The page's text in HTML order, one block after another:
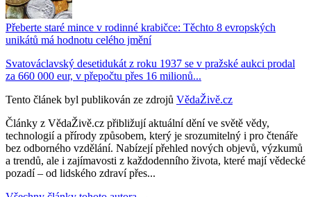
Přeberte staré mince v rodinné krabičce: Těchto 8 evropských
unikátů má hodnotu celého jmění
Svatováclavský desetidukát z roku 1937 se v pražské aukci prodal
za 660 000 eur, v přepočtu přes 16 milionů...
Tento článek byl publikován ze zdrojů VědaŽivě.cz
Články z VědaŽivě.cz přibližují aktuální dění ve světě vědy,
technologií a přírody způsobem, který je srozumitelný i pro čtenáře
bez odborného vzdělání. Nabízejí přehled nových objevů, výzkumů
a trendů, ale i zajímavosti z každodenního života, které mají vědecké
pozadí – od lidského zdraví přes...